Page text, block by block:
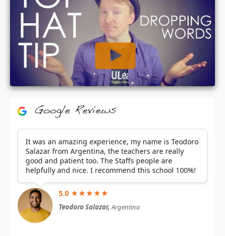
Google Reviews
It was an amazing experience, my name is Teodoro
Salazar from Argentina, the teachers are really
good and patient too. The Staffs people are
helpfully and nice. I recommend this school 100%!
5.0 ★★★★★
Teodoro Salazar,Argentina